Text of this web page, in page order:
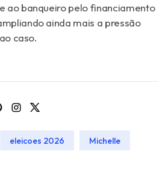
ao banqueiro pelo financiamento
ainda mais a pressão
caso.
eleicoes 2026 Michelle